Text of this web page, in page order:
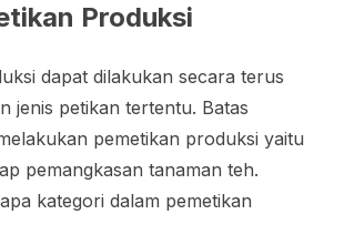
Produksi
dapat dilakukan secara terus
jenis petikan tertentu. Batas
pemetikan produksi yaitu
pemangkasan tanaman teh.
kategori dalam pemetikan